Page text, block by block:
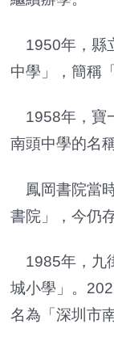
1950年，縣
中學」，簡稱
1958年，寶
南頭中學的名
鳳岡書院當
書院」，今仍
1985年，九
城小學」。
名為「深圳市